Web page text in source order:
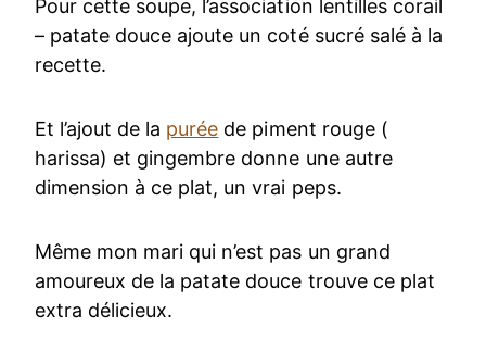
Pour cette soupe, l’association lentilles corail
– patate douce ajoute un coté sucré salé à la
recette.
Et l’ajout de la purée de piment rouge (
harissa) et gingembre donne une autre
dimension à ce plat, un vrai peps.
Même mon mari qui n’est pas un grand
amoureux de la patate douce trouve ce plat
extra délicieux.